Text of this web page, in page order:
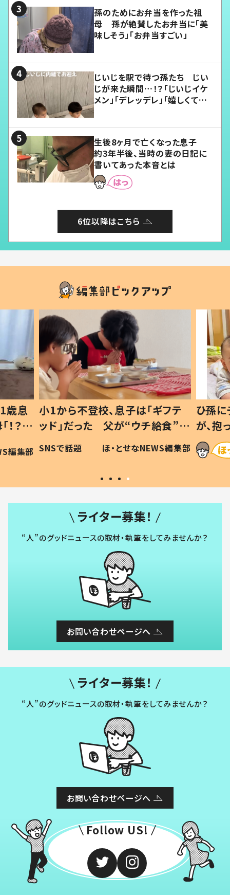
孫のためにお弁当を作った祖
母 孫が絶賛したお弁当に「美
味しそう」「お弁当すごい」
じいじを駅で待つ孫たち じい
じが来た瞬間…！？「じいじイケ
メン」「デレッデレ」「嬉しくて可
生後8ヶ月で亡くなった息子
約3年半後、当時の妻の日記に
書いてあった本音とは
6位以降はこちら
歳息
？」
編集部
小1から不登校、息子は「ギフテ
ッド」だった 父が“ウチ給食”を
作り続ける理由とは #令和の親
#令和の子
SNSで話題 ほ・とせなNEWS編集部
ひ孫
が、
「涙が
い」
ライター募集！
“人”のグッドニュースの取材・執筆をしてみませんか？
お問い合わせページへ
ライター募集！
“人”のグッドニュースの取材・執筆をしてみませんか？
お問い合わせページへ
Follow US!